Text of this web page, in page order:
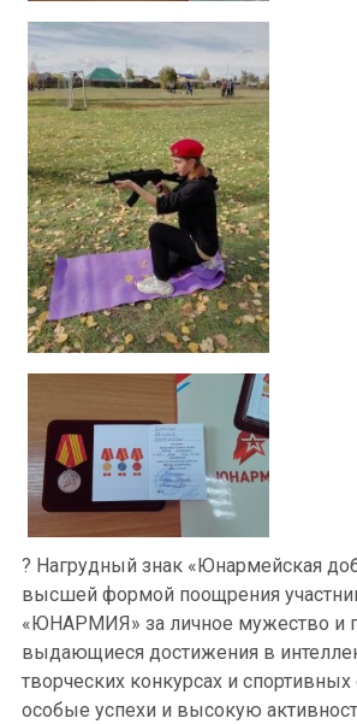
? Нагрудный знак «Юнармейская
высшей формой поощрения
«ЮНАРМИЯ» за личное мужество и
выдающиеся достижения в
творческих конкурсах и
особые успехи и высокую